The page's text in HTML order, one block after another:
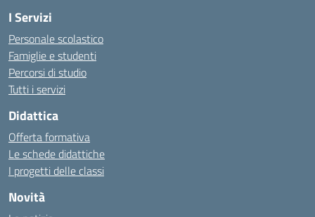
I Servizi
Personale scolastico
Famiglie e studenti
Percorsi di studio
Tutti i servizi
Didattica
Offerta formativa
Le schede didattiche
I progetti delle classi
Novità